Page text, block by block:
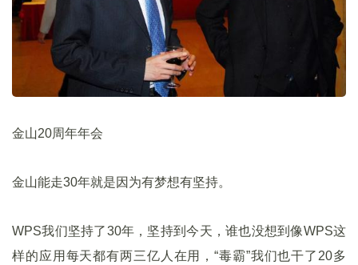
金山20周年年会
金山能走30年就是因为有梦想有坚持。
WPS我们坚持了30年，坚持到今天，谁也没想到像WPS这
样的应用每天都有两三亿人在用，“毒霸”我们也干了20多